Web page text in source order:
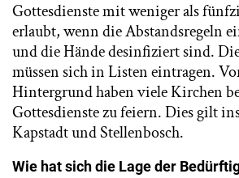
Gottesdienste mit weniger als
erlaubt, wenn die Abstandsregeln
und die Hände desinfiziert sind.
müssen sich in Listen eintragen.
Hintergrund haben viele Kirchen
Gottesdienste zu feiern. Dies gilt
Kapstadt und Stellenbosch.
Wie hat sich die Lage der